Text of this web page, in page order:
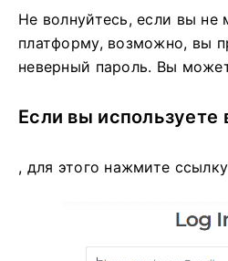
Не волнуйтесь, если вы не
платформу, возможно, вы
неверный пароль. Вы
Если вы используете
, для этого нажмите